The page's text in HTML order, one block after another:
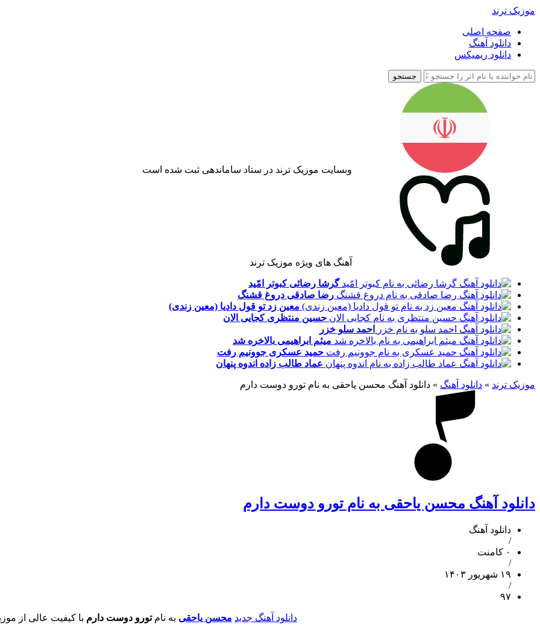
موزیک ترند
صفحه اصلی
دانلود آهنگ
دانلود ریمیکس
جستجو
وبسایت موزیک ترند در ستاد ساماندهی ثبت شده است
آهنگ های ویژه موزیک ترند
گرشا رضائیکبوتر امّید
رضا صادقی دروغ قشنگ
معین زدتو قول دادیا (معین زندی)
حسین منتظریکجایی الان
احمد سلو خزر
میثم ابراهیمی بالاخره شد
حمید عسکری جوونیم رفت
عماد طالب زاده اندوه پنهان
موزیک ترند » دانلود آهنگ » دانلود آهنگ محسن یاحقی به نام تورو دوست دارم
دانلود آهنگ محسن یاحقی به نام تورو دوست دارم
دانلود آهنگ
/
۰ کامنت
/
۱۹ شهریور ۱۴۰۳
/
۹۷
دانلود آهنگ جدید محسن یاحقی به نامتورو دوست دارم با کیفیت عالی از